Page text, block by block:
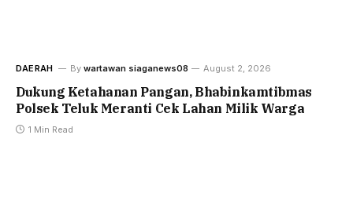
DAERAH By wartawan siaganews08 August 2, 2026
Dukung Ketahanan Pangan, Bhabinkamtibmas
Polsek Teluk Meranti Cek Lahan Milik Warga
1 Min Read